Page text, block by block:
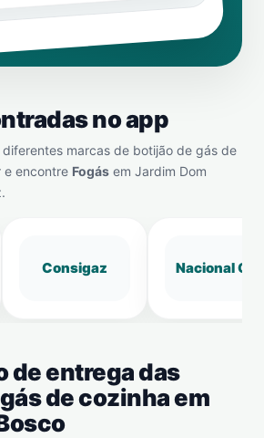
no app
marcas de botijão de gás de
e encontre Fogás em Jardim Dom
Consigaz Nacional Gás
de entrega das
de cozinha em